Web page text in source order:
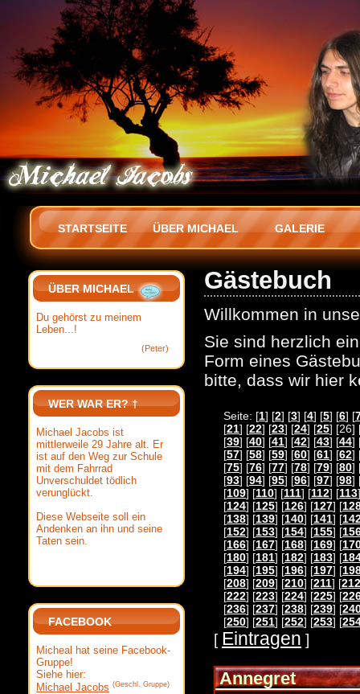
STARTSEITE ÜBER MICHAEL GALERIE
Gästebuch
Willkommen in
Sie sind herzlich
Form eines
bitte, dass wir hier
Seite: [1] [2] [3] [4] [5] [6] [
[21] [22] [23] [24] [25] [26]
[39] [40] [41] [42] [43] [44]
[57] [58] [59] [60] [61] [62]
[75] [76] [77] [78] [79] [80]
[93] [94] [95] [96] [97] [98]
[109] [110] [111] [112] [113
[124] [125] [126] [127] [
[138] [139] [140] [141] [
[152] [153] [154] [155] [
[166] [167] [168] [169] [
[180] [181] [182] [183] [
[194] [195] [196] [197] [
[208] [209] [210] [211] [212
[222] [223] [224] [225] [
[236] [237] [238] [239] [
[250] [251] [252] [253] [
[ Eintragen ]
Annegret
ÜBER MICHAEL
Du gehörst zu meinem
Leben...!
(Peter)
WER WAR ER? †
Michael Jacobs ist
mittlerweile 29 Jahre alt. Er
ist auf den Weg zur Schule
mit dem Fahrrad
Unverschuldet tödlich
verunglückt.
Diese Webseite soll ein
Andenken an ihn und seine
Taten sein.
FACEBOOK
Micheal hat seine Facebook-
Gruppe!
Siehe hier:
Michael Jacobs (Geschl. Gruppe)